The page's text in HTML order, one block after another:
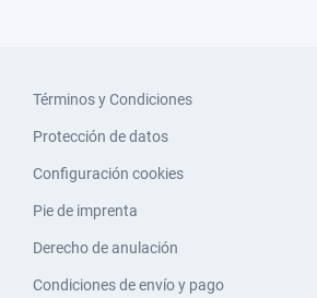
Términos y Condiciones
Protección de datos
Configuración cookies
Pie de imprenta
Derecho de anulación
Condiciones de envío y pago